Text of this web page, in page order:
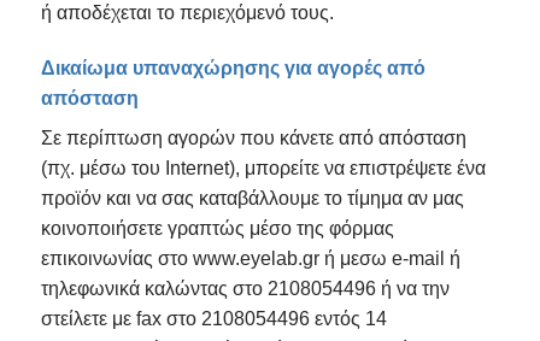
ή αποδέχεται το περιεχόμενό τους.
Δικαίωμα υπαναχώρησης για αγορές από
απόσταση
Σε περίπτωση αγορών που κάνετε από απόσταση
(πχ. μέσω του Internet), μπορείτε να επιστρέψετε ένα
προϊόν και να σας καταβάλλουμε το τίμημα αν μας
κοινοποιήσετε γραπτώς μέσο της φόρμας
επικοινωνίας στο www.eyelab.gr ή μεσω e-mail ή
τηλεφωνικά καλώντας στο 2108054496 ή να την
στείλετε με fax στο 2108054496 εντός 14